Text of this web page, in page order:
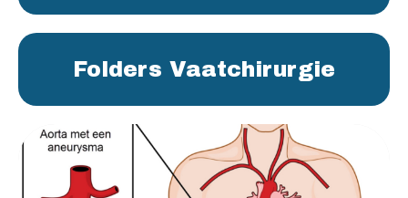
Folders Vaatchirurgie